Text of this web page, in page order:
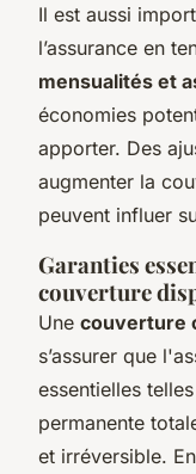
Il est aussi
l’assurance en
mensualités et
économies
apporter. Des
augmenter la
peuvent influer
Garanties
couverture
Une couverture
s’assurer que
essentielles
permanente
et irréversible.